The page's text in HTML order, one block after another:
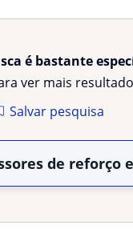
é bastante
ver mais
Salvar pesquisa
de reforço